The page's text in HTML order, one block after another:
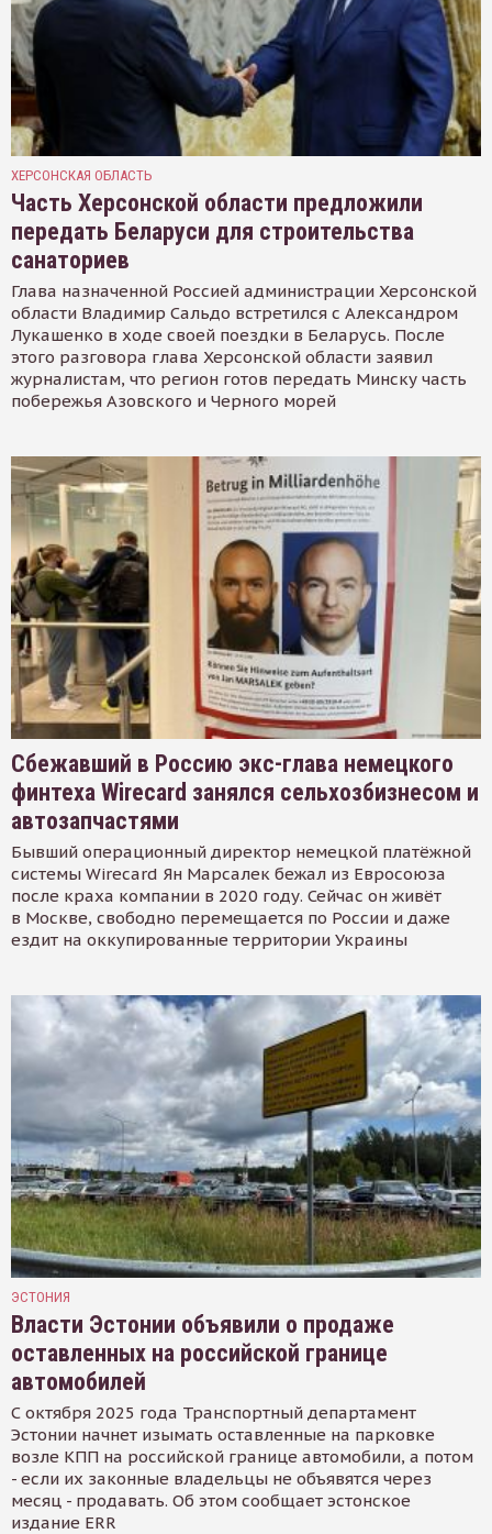
ХЕРСОНСКАЯ ОБЛАСТЬ
Часть Херсонской области предложили
передать Беларуси для строительства
санаториев
Глава назначенной Россией администрации Херсонской
области Владимир Сальдо встретился с Александром
Лукашенко в ходе своей поездки в Беларусь. После
этого разговора глава Херсонской области заявил
журналистам, что регион готов передать Минску часть
побережья Азовского и Черного морей
Сбежавший в Россию экс-глава немецкого
финтеха Wirecard занялся сельхозбизнесом и
автозапчастями
Бывший операционный директор немецкой платёжной
системы Wirecard Ян Марсалек бежал из Евросоюза
после краха компании в 2020 году. Сейчас он живёт
в Москве, свободно перемещается по России и даже
ездит на оккупированные территории Украины
ЭСТОНИЯ
Власти Эстонии объявили о продаже
оставленных на российской границе
автомобилей
С октября 2025 года Транспортный департамент
Эстонии начнет изымать оставленные на парковке
возле КПП на российской границе автомобили, а потом
- если их законные владельцы не объявятся через
месяц - продавать. Об этом сообщает эстонское
издание ERR